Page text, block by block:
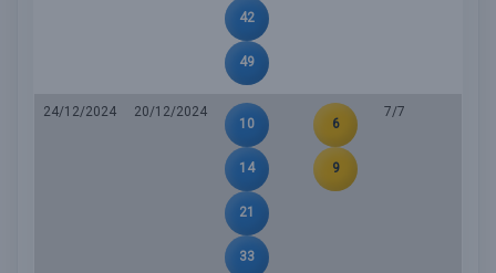
42
49
24/12/2024
20/12/2024
10
14
21
33
6
9
7/7